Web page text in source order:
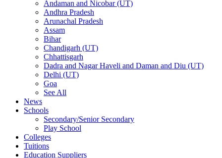
Andaman and Nicobar (UT)
Andhra Pradesh
Arunachal Pradesh
Assam
Bihar
Chandigarh (UT)
Chhattisgarh
Dadra and Nagar Haveli and Daman and Diu (UT)
Delhi (UT)
Goa
See All
News
Schools
Secondary/Senior Secondary
Play School
Colleges
Tuitions
Education Suppliers